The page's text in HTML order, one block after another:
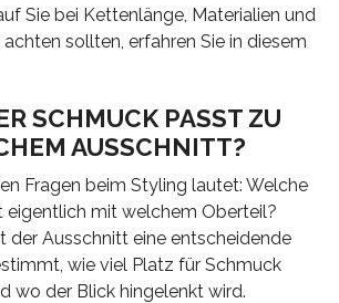
Sie bei Kettenlänge, Materialien und
sollten, erfahren Sie in diesem
SCHMUCK PASST ZU
AUSSCHNITT?
Fragen beim Styling lautet: Welche
eigentlich mit welchem Oberteil?
der Ausschnitt eine entscheidende
wie viel Platz für Schmuck
wo der Blick hingelenkt wird.